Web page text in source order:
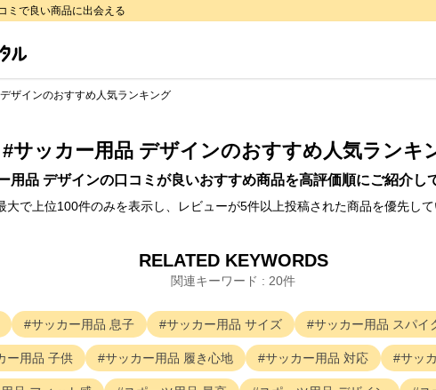
ミで良い商品に出会える
ザインのおすすめ人気ランキング
#サッカー用品 デザインのおすすめ人気ランキ
用品 デザインの口コミが良いおすすめ商品を高評価順にご紹介し
大で上位100件のみを表示し、レビューが5件以上投稿された商品を優先して
RELATED KEYWORDS
関連キーワード : 20件
サッカー用品 息子 サッカー用品 サイズ サッカー用品 スパイ
ー用品 子供 サッカー用品 履き心地 サッカー用品 対応 サッ